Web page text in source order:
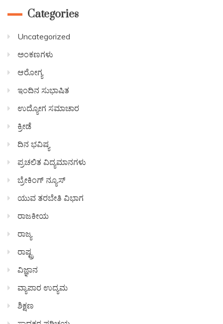
Categories
Uncategorized
ಅಂಕಣಗಳು
ಆರೋಗ್ಯ
ಇಂದಿನ ಸುಭಾಷಿತ
ಉದ್ಯೋಗ ಸಮಾಚಾರ
ಕ್ರೀಡೆ
ದಿನ ಭವಿಷ್ಯ
ಪ್ರಚಲಿತ ವಿದ್ಯಮಾನಗಳು
ಬ್ರೇಕಿಂಗ್ ನ್ಯೂಸ್
ಯುವ ತರಬೇತಿ ವಿಭಾಗ
ರಾಜಕೀಯ
ರಾಜ್ಯ
ರಾಷ್ಟ್ರ
ವಿಜ್ಞಾನ
ವ್ಯಾಪಾರ ಉದ್ಯಮ
ಶಿಕ್ಷಣ